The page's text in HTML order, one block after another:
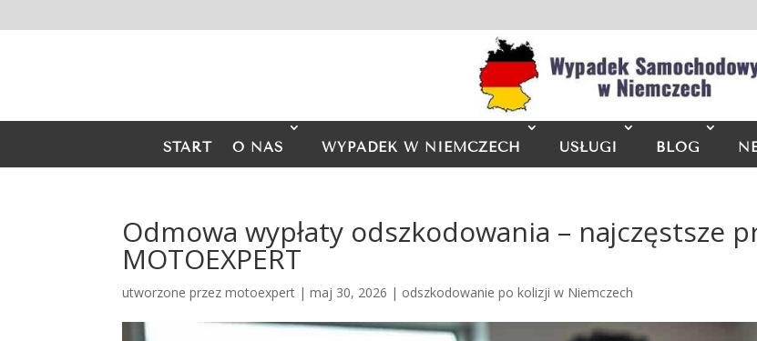
START O NAS WYPADEK W NIEMCZECH USŁUGI BLOG
Odmowa wypłaty odszkodowania – najczęstsze
MOTOEXPERT
utworzone przezmotoexpert |maj 30, 2026 | odszkodowanie po kolizji w Niemczech